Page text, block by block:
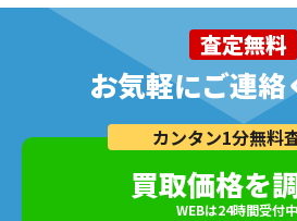
査定無料
お気軽にご連絡
カンタン1分無料
買取価格を
WEBは24時間受付中